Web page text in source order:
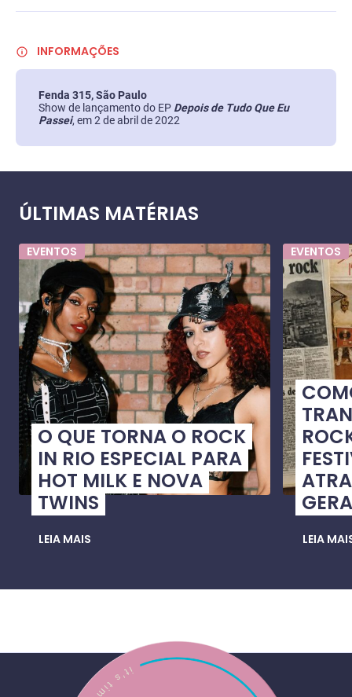
INFORMAÇÕES
Fenda 315, São Paulo
Show de lançamento do EP Depois de Tudo Que Eu
Passei, em 2 de abril de 2022
ÚLTIMAS MATÉRIAS
EVENTOS
O QUE TORNA O ROCK
IN RIO ESPECIAL PARA
HOT MILK E NOVA
TWINS
LEIA MAIS
EVENTOS
LEIA